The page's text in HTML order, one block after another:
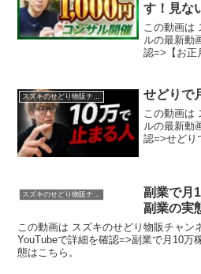
す！見な
この動画は
ルの最新動
認=>【お正
スズキのせどり物販チャンネル せどりで
この動画は
ルの最新動
認=>せどり
副業で月
副業の実
この動画は スズキのせどり物販チャン
YouTubeで詳細を確認=>副業で月10万
態はこちら。